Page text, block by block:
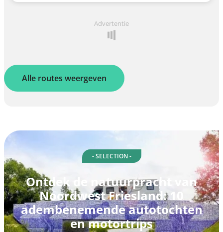
Advertentie
Alle routes weergeven
- SELECTION -
Ontdek de natuurpracht van
Noordwest Friesland: 10
adembenemende autotochten
en motortrips